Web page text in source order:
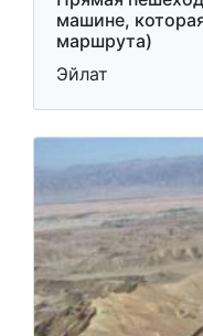
машине,
маршрута)
Эйлат